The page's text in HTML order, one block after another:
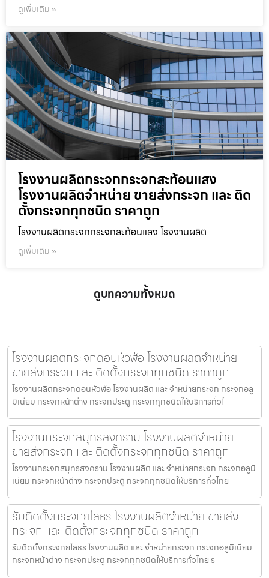
ดูเพิ่มเติม »
โรงงานผลิตกระจกกระจกสะท้อนแสง
โรงงานผลิตจำหน่าย ขายส่งกระจก และ ติด
ตั้งกระจกทุกชนิด ราคาถูก
โรงงานผลิตกระจกกระจกสะท้อนแสง โรงงานผลิต
ดูเพิ่มเติม »
ดูบทความทั้งหมด
โรงงานผลิตกระจกดอนหัวฬ่อ โรงงานผลิตจำหน่าย
ขายส่งกระจก และ ติดตั้งกระจกทุกชนิด ราคาถูก
โรงงานผลิตกระจกดอนหัวฬ่อ โรงงานผลิต และ จำหน่ายกระจก กระจกอลู
มิเนียม กระจกหน้าต่าง กระจกประตู กระจกทุกชนิดให้บริการทั่วไ
โรงงานกระจกสมุทรสงคราม โรงงานผลิตจำหน่าย
ขายส่งกระจก และ ติดตั้งกระจกทุกชนิด ราคาถูก
โรงงานกระจกสมุทรสงคราม โรงงานผลิต และ จำหน่ายกระจก กระจกอลูมิ
เนียม กระจกหน้าต่าง กระจกประตู กระจกทุกชนิดให้บริการทั่วไทย
รับติดตั้งกระจกยโสธร โรงงานผลิตจำหน่าย ขายส่ง
กระจก และ ติดตั้งกระจกทุกชนิด ราคาถูก
รับติดตั้งกระจกยโสธร โรงงานผลิต และ จำหน่ายกระจก กระจกอลูมิเนียม
กระจกหน้าต่าง กระจกประตู กระจกทุกชนิดให้บริการทั่วไทย ร